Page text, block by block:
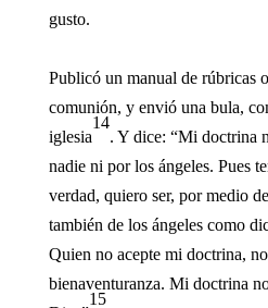
gusto.
Publicó un manual de rúbricas
comunión, y envió una bula,
iglesia
14
. Y dice: “Mi doctrina
nadie ni por los ángeles. Pues
verdad, quiero ser, por medio
también de los ángeles como
Quien no acepte mi doctrina,
bienaventuranza. Mi doctrina
15